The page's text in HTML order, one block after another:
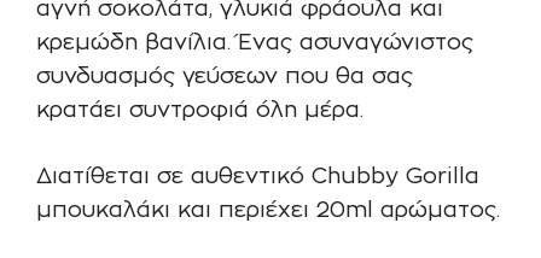
αγνή σοκολάτα, γλυκιά φράουλα και
κρεμώδη βανίλια. Ένας ασυναγώνιστος
συνδυασμός γεύσεων που θα σας
κρατάει συντροφιά όλη μέρα.
Διατίθεται σε αυθεντικό Chubby Gorilla
μπουκαλάκι και περιέχει 20ml αρώματος.